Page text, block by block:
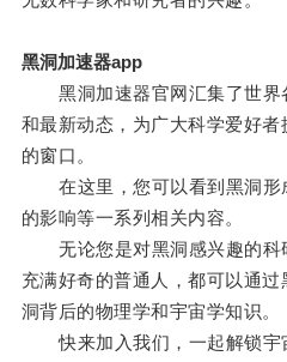
黑洞加速器app
黑洞加速器官网汇集了世界
和最新动态，为广大科学爱好
的窗口。
在这里，您可以看到黑洞形
的影响等一系列相关内容。
无论您是对黑洞感兴趣的科
充满好奇的普通人，都可以通
洞背后的物理学和宇宙学知识。
快来加入我们，一起解锁宇